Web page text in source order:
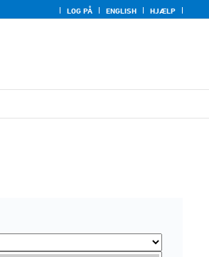
LOG PÅ ENGLISH HJÆLP